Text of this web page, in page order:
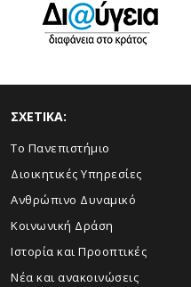
ΣΧΕΤΙΚΑ:
Το Πανεπιστήμιο
Διοικητικές Υπηρεσίες
Ανθρώπινο Δυναμικό
Κοινωνική Δράση
Ιστορία και Προοπτικές
Νέα και ανακοινώσεις